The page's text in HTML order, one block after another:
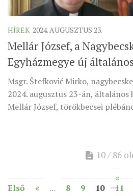
HÍREK 2024. AUGUSZTUS 23.
Mellár József, a
Egyházmegye új
Msgr. Štefković Mirko,
2024. augusztus 23-án,
Mellár József, törökbecsei
10 / 86
«
Első
« ... 8 9 10 11